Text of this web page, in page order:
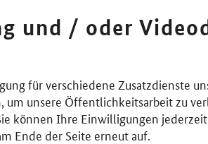
und / oder
für verschiedene Zusatzdienste
unsere Öffentlichkeitsarbeit zu
können Ihre Einwilligungen
Ende der Seite erneut auf.